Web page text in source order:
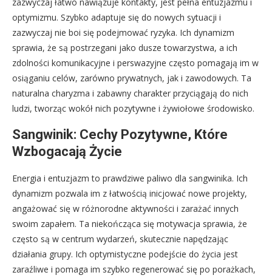
zazwyczaj łatwo nawiązuje kontakty, jest pełna entuzjazmu i
optymizmu. Szybko adaptuje się do nowych sytuacji i
zazwyczaj nie boi się podejmować ryzyka. Ich dynamizm
sprawia, że są postrzegani jako dusze towarzystwa, a ich
zdolności komunikacyjne i perswazyjne często pomagają im w
osiąganiu celów, zarówno prywatnych, jak i zawodowych. Ta
naturalna charyzma i zabawny charakter przyciągają do nich
ludzi, tworząc wokół nich pozytywne i żywiołowe środowisko.
Sangwinik: Cechy Pozytywne, Które
Wzbogacają Życie
Energia i entuzjazm to prawdziwe paliwo dla sangwinika. Ich
dynamizm pozwala im z łatwością inicjować nowe projekty,
angażować się w różnorodne aktywności i zarażać innych
swoim zapałem. Ta niekończąca się motywacja sprawia, że
często są w centrum wydarzeń, skutecznie napędzając
działania grupy. Ich optymistyczne podejście do życia jest
zaraźliwe i pomaga im szybko regenerować się po porażkach,